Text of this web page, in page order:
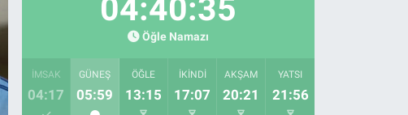
04:40:34
Öğle Namazı
İMSAK
04:17
GÜNEŞ
05:59
ÖĞLE
13:15
İKINDI
17:07
AKŞAM
20:21
YATSI
21:56